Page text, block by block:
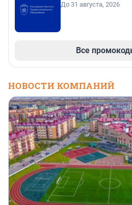
До 31 августа, 2026
Все
НОВОСТИ КОМПАНИЙ